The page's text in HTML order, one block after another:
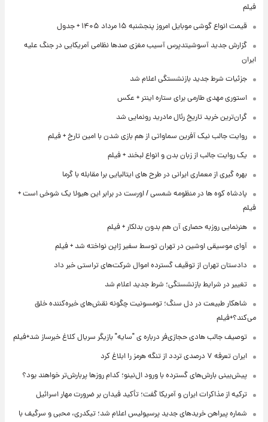
فیلم
قیمت انواع گوشی موبایل امروز پنجشنبه ۱۵ مرداد ۱۴۰۵ + جدول
گزارش جدید آسوشیتدپرس آسیب مغزی صدها نظامی آمریکایی در جنگ علیه
ایران
جزئیات شرط جدید بازنشستگی اعلام شد
استوری مهدی طارمی برای ستاره اینتر + عکس
گران‌ترین خرید تاریخ رئال مادرید رونمایی شد
روایت جالب نیک آفرین سماواتی از هم بازی شدن با امین تارخ + فیلم
یک روایت جالب از زبان بدن و انواع لبخند + فیلم
بهره گیری از معماری ایرانی در طرح های ایتالیایی برا مقابله با گرما
پادشاه کوه ها در منظومه شمسی / اورست در برابر این هیولا یک شوخی است +
فیلم
هنرنمایی روزبه حصاری آن هم بدون بدلکار + فیلم
آوای موسیقی اوشین در تهران توسط سفیر ژاپن نواخته شد + فیلم
دادستان تهران از توقیف گسترده اموال شرکت‌های تراستی خبر داد
تغییر در شرایط بازنشستگی؛ شرط جدید اعلام شد
شاهکار طبیعت در دل سنگ؛ تومسونیت چگونه نقش‌های خیره‌کننده خلق
می‌کند؟+فیلم
توصیف جالب هادی حجازی‌فر درباره ی "سایه" بازیگر سریال کلاغ خبرساز شد+فیلم
ایران تعرفه ۷ درصدی تردد از تنگه هرمز را ابلاغ کرد
پیش‌بینی بارش‌های گسترده با ورود ال‌نینو؛ کدام روزها پربارش‌تر خواهند بود؟
ترکیه از مذاکرات ایران و آمریکا گفت؛ تأکید فیدان بر ضرورت مهار اسرائیل
شماره پیراهن خریدهای جدید پرسپولیس اعلام شد؛ تیکدری، محبی و سرگیف با